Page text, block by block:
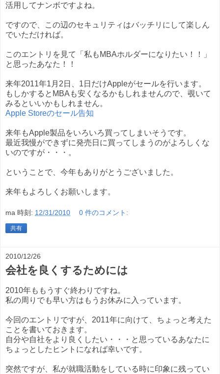
活用してナンボですよね。
ですので、この辺のセキュリティはバッチリにして楽しん
でいただければ。
このエントリを見て「私もMBAホルダーになりたい！！」
と思ったあなた！！
来年2011年1月2日、1日だけAppleがセールを行います。
もしかするとMBAも安くなるかもしれませんので、覗いて
みるといいかもしれません。
Apple Storeのセール告知
来年もApple製品をいろいろ買ってしまいそうです。
最近我慢ができずに発売日に買ってしまうのがよろしくな
いのですが・・・。
ということで、今年もありがとうございました。
来年もよろしくお願いします。
ma 時刻: 12/31/2010 0 件のコメント:
共有
2010/12/26
会社を良くするためには
2010年ももうすぐ終わりですね。
私の周りでも早い方はもうお休みに入っています。
今回のエントリですが、2011年に向けて、ちょっと考えた
ことを書いておきます。
自分や自社をより良くしたい・・・と思っているあなたに
ちょっとしたヒントになれば幸いです。
突然ですが、私が就職活動をしている時に印象に残ってい